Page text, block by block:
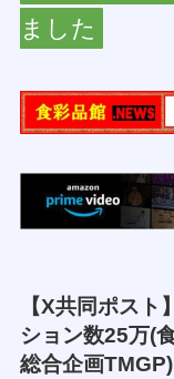
ました
【X共同ポス
ション数25万(
総合企画TMGP)